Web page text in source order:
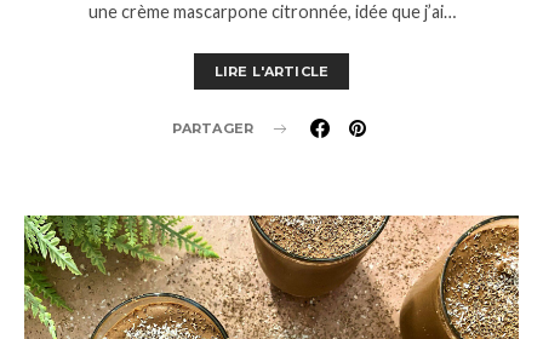
une crème mascarpone citronnée, idée que j’ai…
LIRE L'ARTICLE
PARTAGER